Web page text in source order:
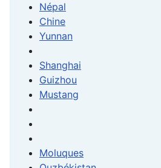
Népal
Chine
Yunnan
Shanghai
Guizhou
Mustang
Moluques